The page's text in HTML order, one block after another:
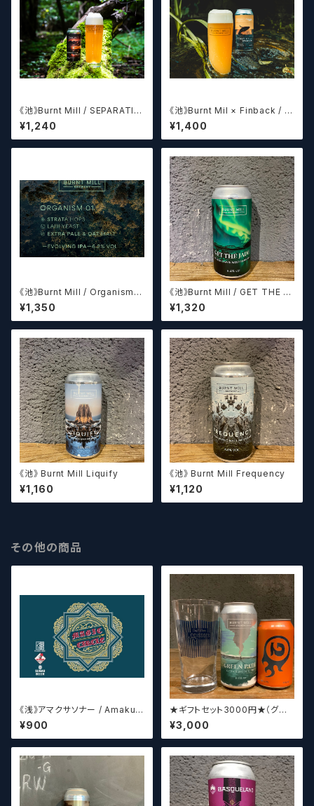
《池》Burnt Mill / SEPARATIN
G CIRCLES
¥1,240
《池》Burnt Mil × Finback / F
LIGHT OF WHALES
¥1,400
《池》Burnt Mill / Organism O
1 オーガニズムO1
¥1,350
《池》Burnt Mill / GET THE J
ADE
¥1,320
《池》 Burnt Mill Liquify
¥1,160
《池》 Burnt Mill Frequency
¥1,120
その他の商品
《浅》アマクサソナー / Amakus
a sonar MAGIC CIRCLE 【ク
ラフトビールシザーズ】
¥900
★ギフトセット3000円★（グラ
スセット）【クラフトビール】
¥3,000